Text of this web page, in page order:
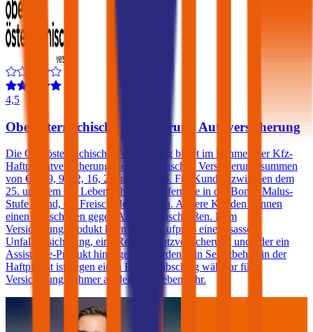
4,5
Oberösterreichische Versicherung Autoversicherung
Die Oberösterreichische Versicherung bietet im Rahmen der Kfz-
Haftpflichtversicherung die Wahl zwischen Versicherungssummen
von € 7,79, 9, 12, 16, 20 und 30 Mio. Für Kunden zwischen dem
25. und dem 69. Lebensjahr wird, sofern sie in der Bonus Malus-
Stufe 0 sind, ein Freischaden geboten. Andere Kunden können
einen Freischaden gegen Aufpreis abschließen. Dem
Versicherungsprodukt kann gegen Aufpreis eine Insassen-
Unfallversicherung, eine Rechtsschutzversicherung und/oder ein
Assistance-Produkt hinzugefügt werden. Ein Selbstbehalt in der
Haftpflicht ist gegen einen Prämienabschlag wählbar für
Versicherungsnehmer ab dem 22. Lebensjahr.